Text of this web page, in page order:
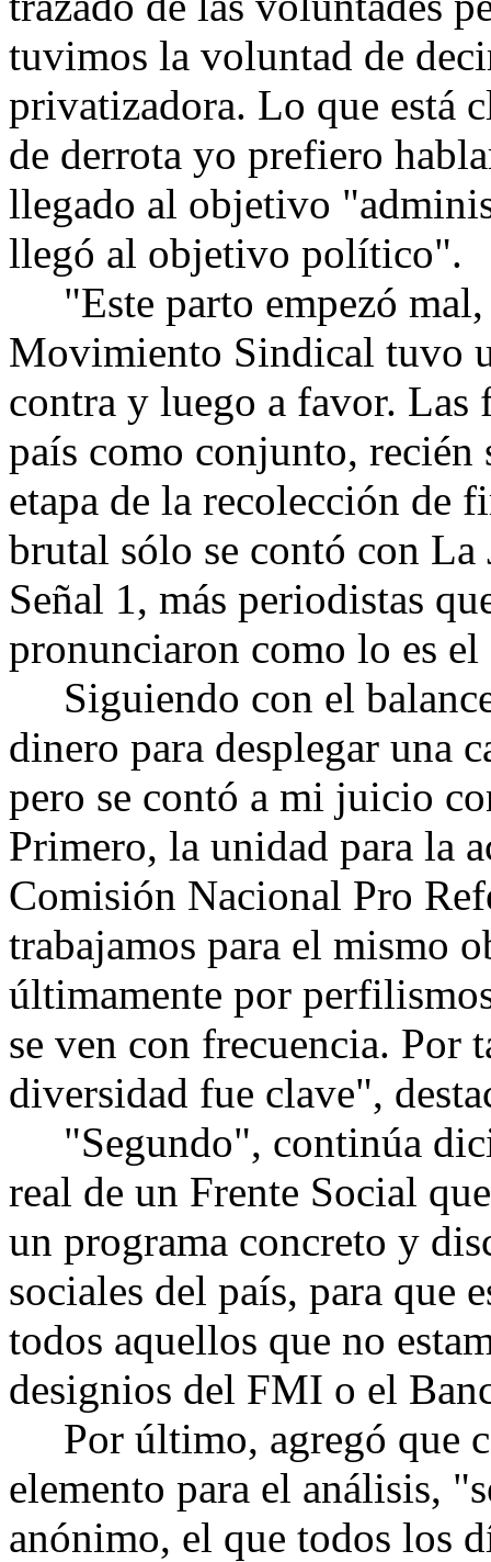
tuvimos la voluntad de
privatizadora. Lo que está
de derrota yo prefiero
llegado al objetivo
llegó al objetivo político".
"Este parto empezó mal,
Movimiento Sindical tuvo
contra y luego a favor. Las
país como conjunto, recién
etapa de la recolección de
brutal sólo se contó con
Señal 1, más periodistas
pronunciaron como lo es
Siguiendo con el
dinero para desplegar una
pero se contó a mi juicio
Primero, la unidad para la
Comisión Nacional Pro
trabajamos para el mismo
últimamente por
se ven con frecuencia. Por
diversidad fue clave",
"Segundo", continúa
real de un Frente Social
un programa concreto y
sociales del país, para que
todos aquellos que no
designios del FMI o el
Por último, agregó que
elemento para el análisis,
anónimo, el que todos los